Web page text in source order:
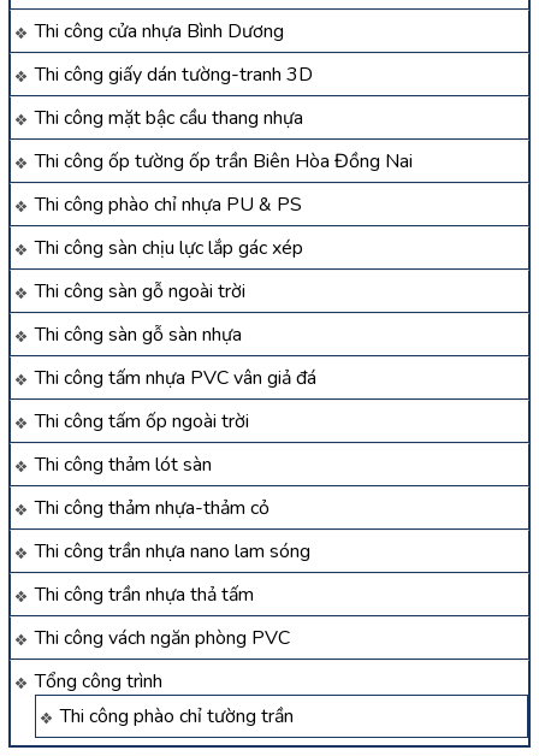
Thi công cửa nhựa Bình Dương
Thi công giấy dán tường-tranh 3D
Thi công mặt bậc cầu thang nhựa
Thi công ốp tường ốp trần Biên Hòa Đồng Nai
Thi công phào chỉ nhựa PU & PS
Thi công sàn chịu lực lắp gác xép
Thi công sàn gỗ ngoài trời
Thi công sàn gỗ sàn nhựa
Thi công tấm nhựa PVC vân giả đá
Thi công tấm ốp ngoài trời
Thi công thảm lót sàn
Thi công thảm nhựa-thảm cỏ
Thi công trần nhựa nano lam sóng
Thi công trần nhựa thả tấm
Thi công vách ngăn phòng PVC
Tổng công trình
Thi công phào chỉ tường trần